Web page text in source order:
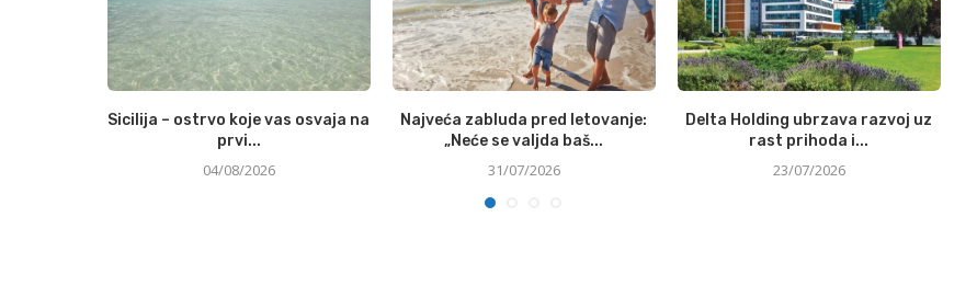
Sicilija – ostrvo koje vas osvaja na
prvi...
04/08/2026
Najveća zabluda pred letovanje:
„Neće se valjda baš...
31/07/2026
Delta Holding ubrzava razvoj uz
rast prihoda i...
23/07/2026